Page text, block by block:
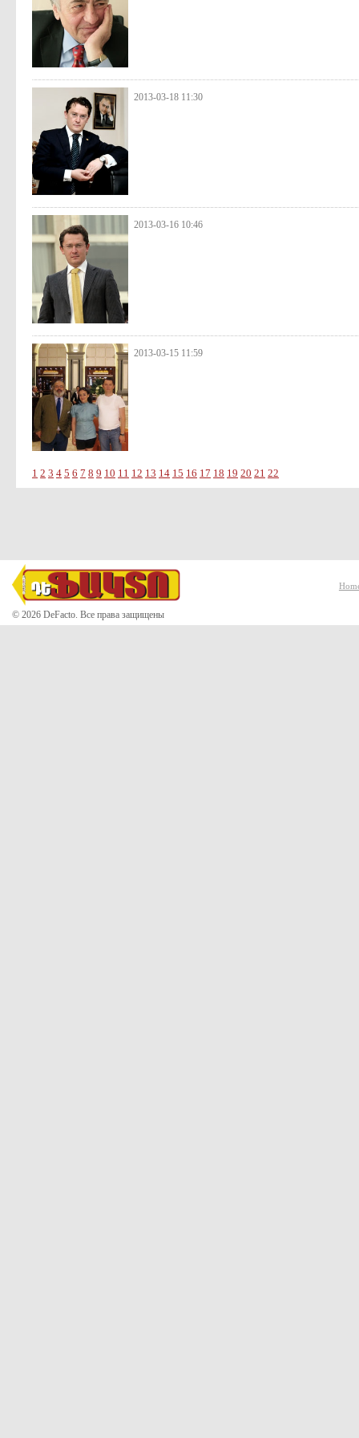
2013-03-18 11:30
2013-03-16 10:46
2013-03-15 11:59
1 2 3 4 5 6 7 8 9 10 11 12 13 14 15 16 17 18 19 20 21 22
© 2026 DeFacto. Все права защищены